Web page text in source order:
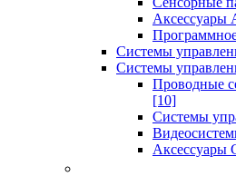
Аксессуары
Системы
Системы
Проводные
[10]
Системы
Аксессуары